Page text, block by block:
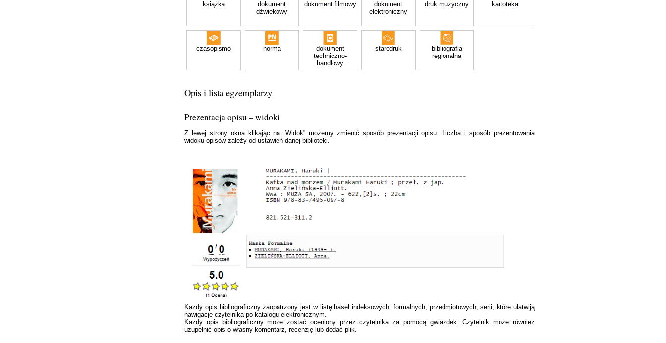
książka
dokument
dźwiękowy
dokument filmowy
dokument
elektroniczny
druk muzyczny kartoteka
czasopismo norma
dokument
techniczno-
handlowy
starodruk
bibliografia
regionalna
Opis i lista egzemplarzy
Prezentacja opisu – widoki
Z lewej strony okna klikając na „Widok” możemy zmienić sposób prezentacji opisu. Liczba i sposób prezentowania
widoku opisów zależy od ustawień danej biblioteki.
Każdy opis bibliograficzny zaopatrzony jest w listę haseł indeksowych: formalnych, przedmiotowych, serii, które ułatwiją
nawigację czytelnika po katalogu elektronicznym.
Każdy opis bibliograficzny może zostać oceniony przez czytelnika za pomocą gwiazdek. Czytelnik może również
uzupełnić opis o własny komentarz, recenzję lub dodać plik.